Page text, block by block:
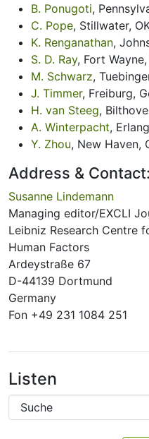
B. Ponugoti,
C. Pope, Stillwater,
K. Renganathan,
S. D. Ray, Fort
M. Schwarz,
J. Timmer, Freiburg,
H. van Steeg,
A. Winterpacht,
Y. Zhou, New Haven,
Address & Contact:
Susanne Lindemann
Managing editor/EXCLI
Leibniz Research Centre
Human Factors
Ardeystraße 67
D-44139 Dortmund
Germany
Fon +49 231 1084 251
Listen